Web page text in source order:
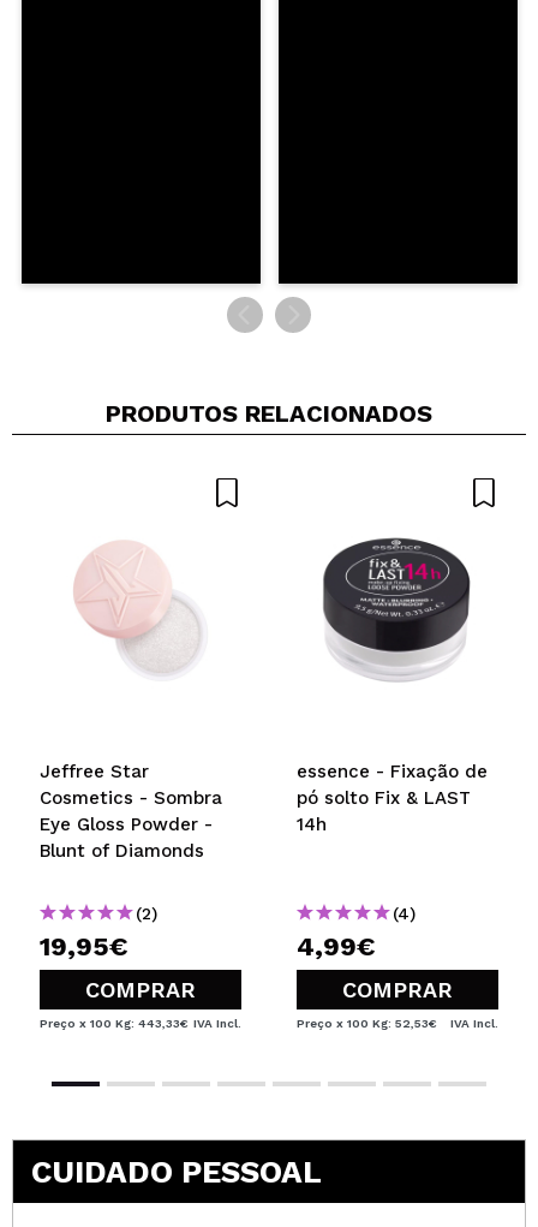
PRODUTOS RELACIONADOS
Jeffree Star
Cosmetics - Sombra
Eye Gloss Powder -
Blunt of Diamonds
(2)
19,95€
COMPRAR
Preço x 100 Kg: 443,33€ IVA Incl.
essence - Fixação de
pó solto Fix & LAST
14h
(4)
4,99€
COMPRAR
Preço x 100 Kg: 52,53€ IVA Incl.
CUIDADO PESSOAL